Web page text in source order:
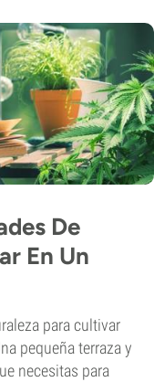
De
En Un
para cultivar
pequeña terraza y
necesitas para